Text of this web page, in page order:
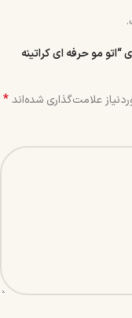
مو حرفه ای کراتینه
علامت‌گذاری شده‌اند*